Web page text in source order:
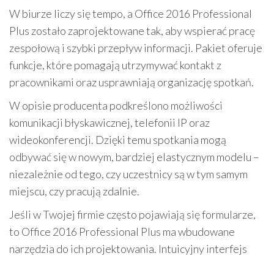
W biurze liczy się tempo, a Office 2016 Professional
Plus zostało zaprojektowane tak, aby wspierać pracę
zespołową i szybki przepływ informacji. Pakiet oferuje
funkcje, które pomagają utrzymywać kontakt z
pracownikami oraz usprawniają organizację spotkań.
W opisie producenta podkreślono możliwości
komunikacji błyskawicznej, telefonii IP oraz
wideokonferencji. Dzięki temu spotkania mogą
odbywać się w nowym, bardziej elastycznym modelu –
niezależnie od tego, czy uczestnicy są w tym samym
miejscu, czy pracują zdalnie.
Jeśli w Twojej firmie często pojawiają się formularze,
to Office 2016 Professional Plus ma wbudowane
narzędzia do ich projektowania. Intuicyjny interfejs